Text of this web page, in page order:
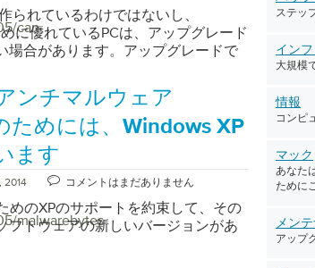
can-
られているわけではないし、
に優れているPCは、アップグレード
場合があります。アップグレードで
malwarebytes-
ンチマルウェア
ためには、Windows XP
ます
2014 コメントはまだありません
めのXPのサポートを約束して、その
フトウェアの新しいバージョンがあ
ステッ
イン
大規模
情報
コンピ
マック
あなた
ために
メン
アップ